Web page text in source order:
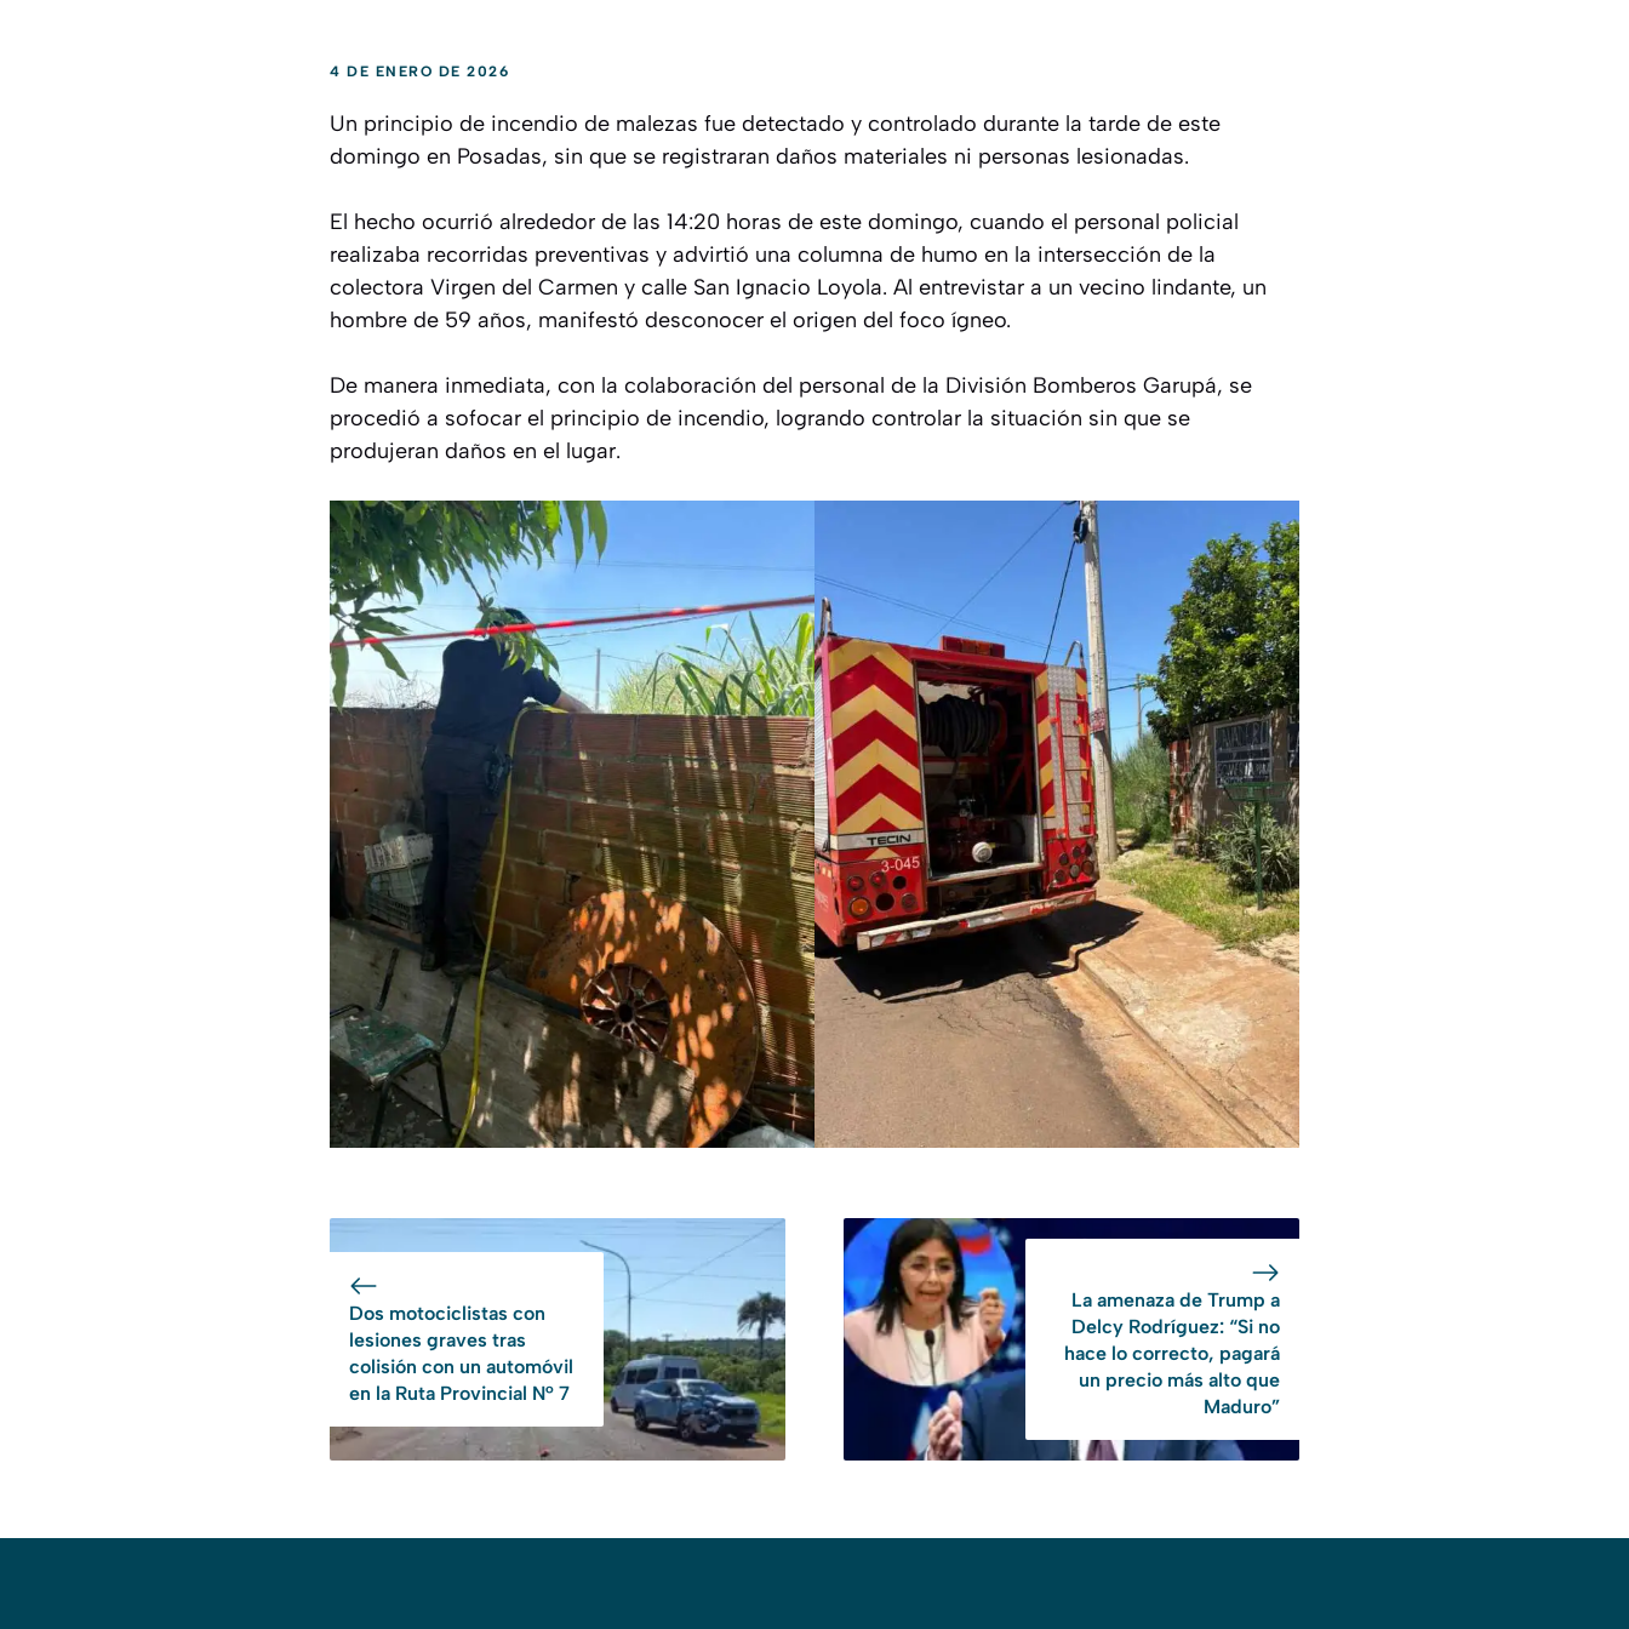
4 DE ENERO DE 2026
Un principio de incendio de malezas fue detectado y controlado durante la tarde de este
domingo en Posadas, sin que se registraran daños materiales ni personas lesionadas.
El hecho ocurrió alrededor de las 14:20 horas de este domingo, cuando el personal policial
realizaba recorridas preventivas y advirtió una columna de humo en la intersección de la
colectora Virgen del Carmen y calle San Ignacio Loyola. Al entrevistar a un vecino lindante, un
hombre de 59 años, manifestó desconocer el origen del foco ígneo.
De manera inmediata, con la colaboración del personal de la División Bomberos Garupá, se
procedió a sofocar el principio de incendio, logrando controlar la situación sin que se
produjeran daños en el lugar.
Dos motociclistas con
lesiones graves tras
colisión con un automóvil
en la Ruta Provincial N° 7
La amenaza de Trump a
Delcy Rodríguez: “Si no
hace lo correcto, pagará
un precio más alto que
Maduro”